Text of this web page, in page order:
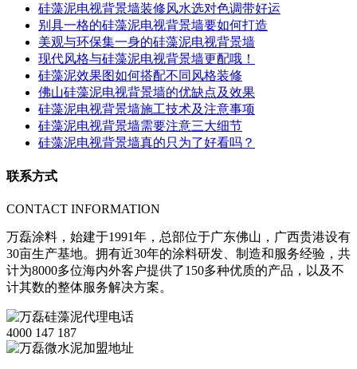
硅藻泥电视背景墙装修风水选对色调带好运
别具一格的硅藻泥电视背景墙要如何打造
美观与环保集一身的硅藻泥电视背景墙
现代风格与硅藻泥电视背景墙更配哦！
硅藻泥效果图如何搭配不同风格装修
佛山硅藻泥电视背景墙的优缺点及效果
硅藻泥电视背景墙施工技术及注意事项
硅藻泥电视背景墙需要注意三大细节
硅藻泥电视背景墙真的只为了好看吗？
联系方式
CONTACT INFORMATION
万磊涂料，始建于1991年，总部位于广东佛山，广西贵港设有
30亩生产基地。拥有近30年的涂料研发、制造和服务经验，共
计为8000多位海内外客户提供了150多种优质的产品，以及不
计其数的整体服务解决方案。
4000 147 187